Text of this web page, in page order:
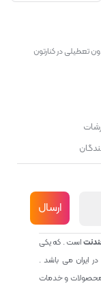
تعطیلی در کنارتون
است . که یکی
شناخته ترین و یکی از شرکت معتبر پخش سرور HP در ایران می باشد .
محصولات و خدمات